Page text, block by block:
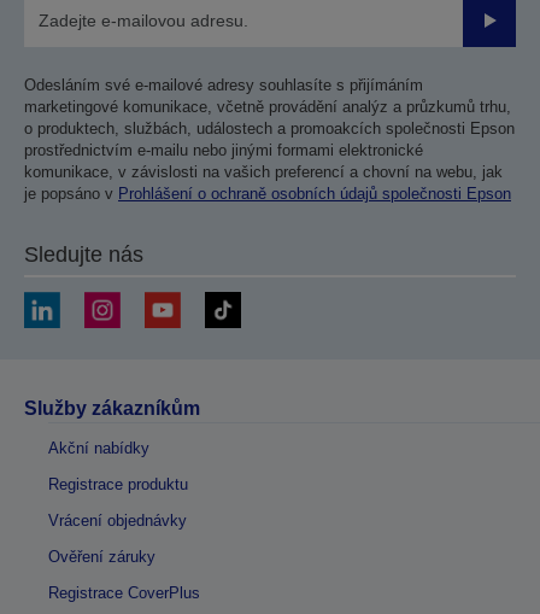
Odesláním své e-mailové adresy souhlasíte s přijímáním
marketingové komunikace, včetně provádění analýz a průzkumů trhu,
o produktech, službách, událostech a promoakcích společnosti Epson
prostřednictvím e-mailu nebo jinými formami elektronické
komunikace, v závislosti na vašich preferencí a chovní na webu, jak
je popsáno v Prohlášení o ochraně osobních údajů společnosti Epson
Sledujte nás
Služby zákazníkům
Akční nabídky
Registrace produktu
Vrácení objednávky
Ověření záruky
Registrace CoverPlus